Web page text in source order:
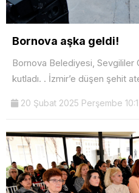
Bornova aşka geldi!
Bornova Belediyesi, Sevgililer
kutladı. . İzmir’e düşen şehit
20 Şubat 2025 Perşembe